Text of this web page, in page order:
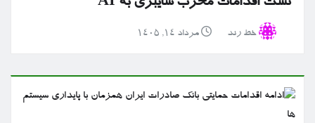
خط رند مرداد ۱۴, ۱۴۰۵